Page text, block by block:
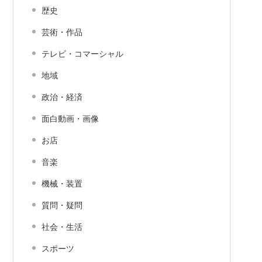
歴史
芸術・作品
テレビ・コマーシャル
地域
政治・経済
面白動画・画像
お店
音楽
機械・装置
質問・疑問
社会・生活
スポーツ